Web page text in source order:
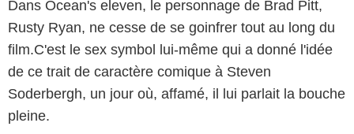
Dans Ocean's eleven, le personnage de Brad Pitt,
Rusty Ryan, ne cesse de se goinfrer tout au long du
film.C'est le sex symbol lui-même qui a donné l'idée
de ce trait de caractère comique à Steven
Soderbergh, un jour où, affamé, il lui parlait la bouche
pleine.